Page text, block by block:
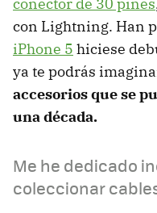
con Lightning. Han
iPhone 5 hiciese
ya te podrás
accesorios que se
una década.
Me he dedicado
coleccionar